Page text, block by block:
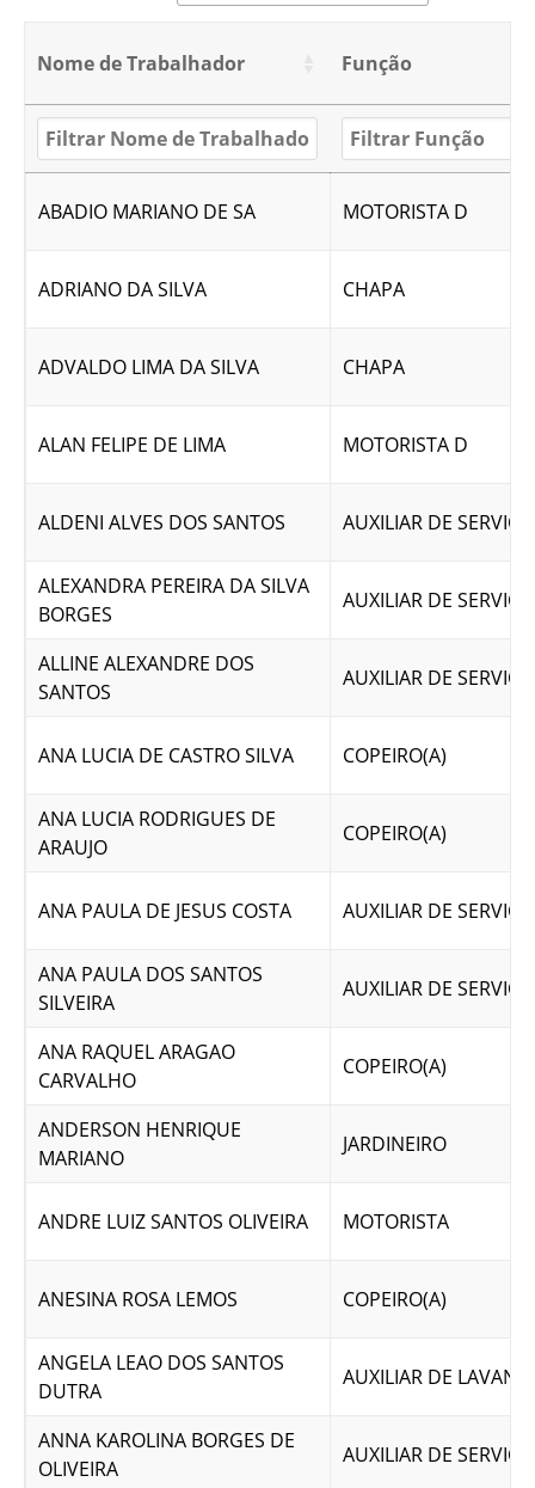
Nome de Trabalhador Função
ABADIO MARIANO DE SA MOTORISTA D
ADRIANO DA SILVA CHAPA
ADVALDO LIMA DA SILVA CHAPA
ALAN FELIPE DE LIMA MOTORISTA D
ALDENI ALVES DOS SANTOS AUXILIAR DE
ALEXANDRA PEREIRA DA SILVA
BORGES
AUXILIAR DE
ALLINE ALEXANDRE DOS
SANTOS
AUXILIAR DE
ANA LUCIA DE CASTRO SILVA COPEIRO(A)
ANA LUCIA RODRIGUES DE
ARAUJO
COPEIRO(A)
ANA PAULA DE JESUS COSTA AUXILIAR DE
ANA PAULA DOS SANTOS
SILVEIRA
AUXILIAR DE
ANA RAQUEL ARAGAO
CARVALHO
COPEIRO(A)
ANDERSON HENRIQUE
MARIANO
JARDINEIRO
ANDRE LUIZ SANTOS OLIVEIRA MOTORISTA
ANESINA ROSA LEMOS COPEIRO(A)
ANGELA LEAO DOS SANTOS
DUTRA
AUXILIAR DE
ANNA KAROLINA BORGES DE
OLIVEIRA
AUXILIAR DE